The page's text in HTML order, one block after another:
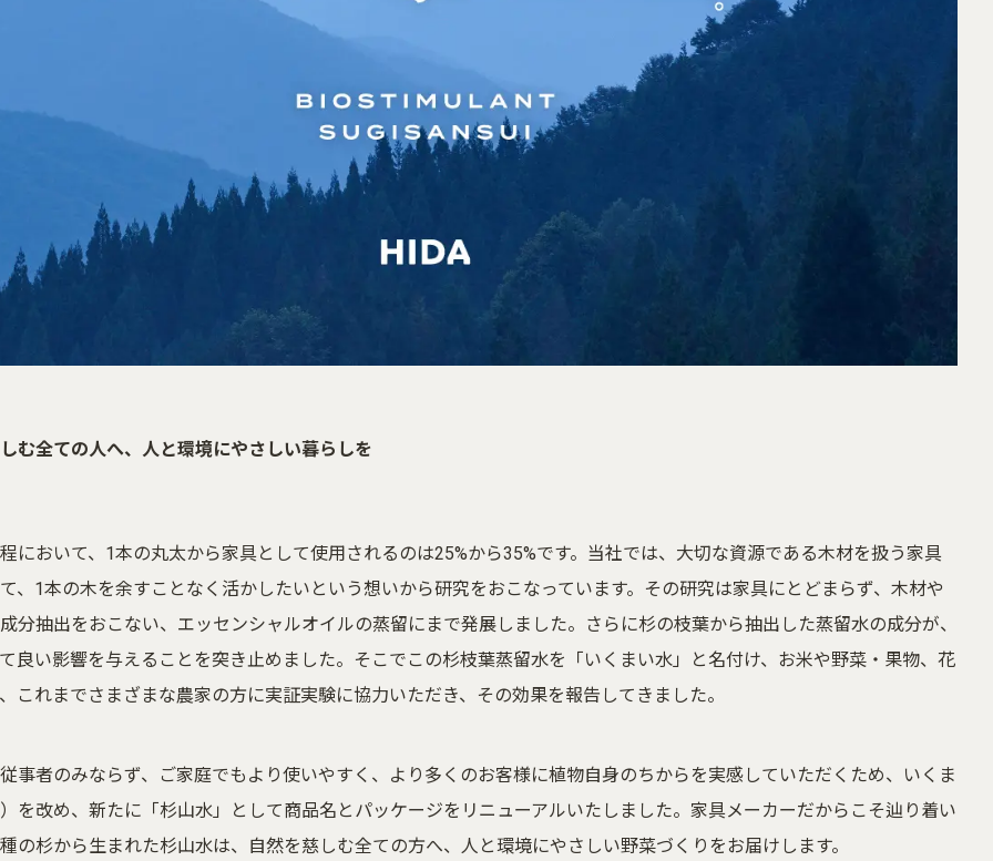
全ての人へ、人と環境にやさしい暮らしを
において、1本の丸太から家具として使用されるのは25%から35%です。当社では、大切な資源である木材を扱う家具
、1本の木を余すことなく活かしたいという想いから研究をおこなっています。その研究は家具にとどまらず、木材や
分抽出をおこない、エッセンシャルオイルの蒸留にまで発展しました。さらに杉の枝葉から抽出した蒸留水の成分が、
良い影響を与えることを突き止めました。そこでこの杉枝葉蒸留水を「いくまい水」と名付け、お米や野菜・果物、花
これまでさまざまな農家の方に実証実験に協力いただき、その効果を報告してきました。
事者のみならず、ご家庭でもより使いやすく、より多くのお客様に植物自身のちからを実感していただくため、いくま
を改め、新たに「杉山水」として商品名とパッケージをリニューアルいたしました。家具メーカーだからこそ辿り着い
の杉から生まれた杉山水は、自然を慈しむ全ての方へ、人と環境にやさしい野菜づくりをお届けします。